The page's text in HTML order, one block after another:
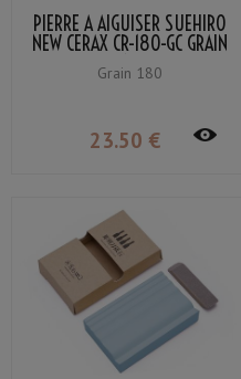
PIERRE À AIGUISER SUEHIRO
NEW CERAX CR-180-GC GRAIN
#180
Grain 180
23.50 €